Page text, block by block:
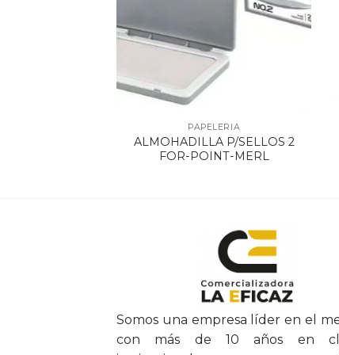
PAPELERIA
ALMOHADILLA P/SELLOS 2
FOR-POINT-MERL
Somos una empresa líder en el
con más de 10 años en